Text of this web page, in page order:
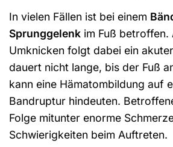
In vielen Fällen ist bei einem
Sprunggelenk im Fuß betroffen.
Umknicken folgt dabei ein
dauert nicht lange, bis der Fuß
kann eine Hämatombildung auf
Bandruptur hindeuten.
Folge mitunter enorme
Schwierigkeiten beim Auftreten.